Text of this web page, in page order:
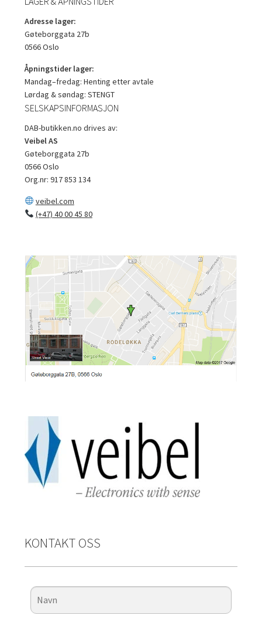
Adresse lager:
Gøteborggata 27b
0566 Oslo
Åpningstider lager:
Mandag–fredag: Henting etter avtale
Lørdag & søndag: STENGT
SELSKAPSINFORMASJON
DAB-butikken.no drives av:
Veibel AS
Gøteborggata 27b
0566 Oslo
Org.nr: 917 853 134
veibel.com
(+47) 40 00 45 80
KONTAKT OSS